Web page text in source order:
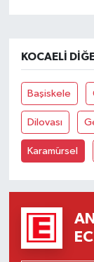
KOCAELI
Başiskele
Dilovası
Karamürsel